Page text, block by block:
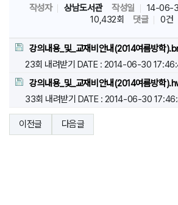
작성자 상남도서관 작성일 14-06-
10,432회
댓글 0건
강의내용_및_교재비안내(2014여름방학
23회 내려받기 DATE : 2014-06-30
강의내용_및_교재비안내(2014여름방학
33회 내려받기 DATE : 2014-06-30
이전글 다음글